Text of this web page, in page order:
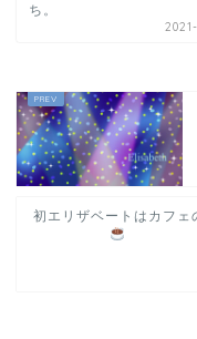
ち。
初エリザベートはカフェ